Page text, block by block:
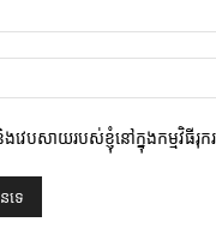
េបសាយរបស់ខ្ញុំនៅក្នុងកម្មវិធីរុក